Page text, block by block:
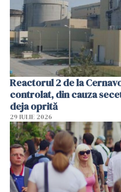
Reactorul 2 de la
controlat, din cauza
deja oprită
29 IULIE 2026